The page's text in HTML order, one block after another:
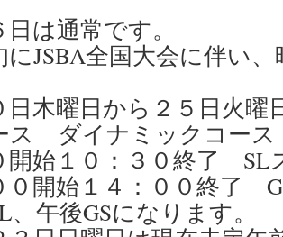
は通常です。
にJSBA全国大会に伴い
日木曜日から２５日火曜
ス ダイナミックコース
開始１０：３０終了 SL
０開始１４：００終了
、午後GSになります。